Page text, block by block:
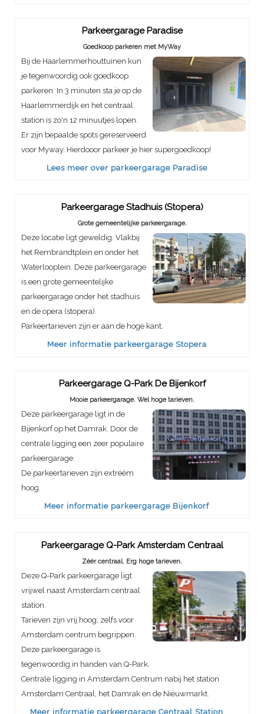
Parkeergarage Paradise
Goedkoop parkeren met MyWay
Bij de Haarlemmerhouttuinen kun
je tegenwoordig ook goedkoop
parkeren. In 3 minuten sta je op de
Haarlemmerdijk en het centraal
station is zo'n 12 minuutjes lopen.
Er zijn bepaalde spots gereserveerd
voor Myway. Hierdooor parkeer je hier supergoedkoop!
Lees meer over parkeergarage Paradise
Parkeergarage Stadhuis (Stopera)
Grote gemeentelijke parkeergarage.
Deze locatie ligt geweldig. Vlakbij
het Rembrandtplein en onder het
Waterlooplein. Deze parkeergarage
is een grote gemeentelijke
parkeergarage onder het stadhuis
en de opera (stopera).
Parkeertarieven zijn er aan de hoge kant.
Meer informatie parkeergarage Stopera
Parkeergarage Q-Park De Bijenkorf
Mooie parkeergarage. Wel hoge tarieven.
Deze parkeergarage ligt in de
Bijenkorf op het Damrak. Door de
centrale ligging een zeer populaire
parkeergarage.
De parkeertarieven zijn extréém
hoog.
Meer informatie parkeergarage Bijenkorf
Parkeergarage Q-Park Amsterdam Centraal
Zéér centraal. Erg hoge tarieven.
Deze Q-Park parkeergarage ligt
vrijwel naast Amsterdam centraal
station.
Tarieven zijn vrij hoog, zelfs voor
Amsterdam centrum begrippen.
Deze parkeergarage is
tegenwoordig in handen van Q-Park.
Centrale ligging in Amsterdam Centrum nabij het station
Amsterdam Centraal, het Damrak en de Nieuwmarkt.
Meer informatie parkeergarage Centraal Station